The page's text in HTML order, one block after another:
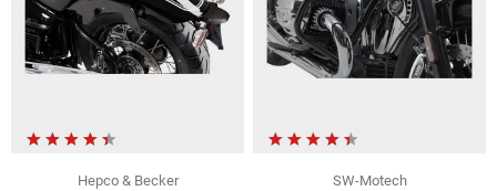
Hepco & Becker
SW-Motech